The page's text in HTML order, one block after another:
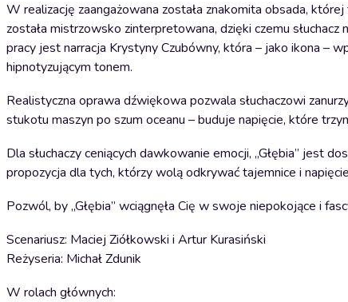
W realizację zaangażowana została znakomita obsada,
została mistrzowsko zinterpretowana, dzięki czemu
pracy jest narracja Krystyny Czubówny, która – jako ikona –
hipnotyzującym tonem.
Realistyczna oprawa dźwiękowa pozwala słuchaczowi
stukotu maszyn po szum oceanu – buduje napięcie, które
Dla słuchaczy ceniących dawkowanie emocji, „Głębia” jest
propozycja dla tych, którzy wolą odkrywać tajemnice i
Pozwól, by „Głębia” wciągnęła Cię w swoje niepokojące i
Scenariusz: Maciej Ziółkowski i Artur Kurasiński
Reżyseria: Michał Zdunik
W rolach głównych: